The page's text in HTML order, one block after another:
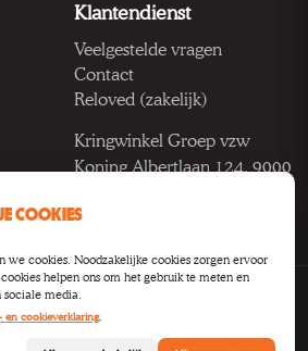
Klantendienst
Veelgestelde vragen
Contact
Reloved (zakelijk)
Kringwinkel Groep vzw
Koning Albertlaan 124, 9000
BTW BE 1033.922.208
Toegankelijkheid
B2B
COOKIES
we cookies. Noodzakelijke cookies zorgen ervoor
helpen ons om het gebruik te meten en
media.
en cookieverklaring.